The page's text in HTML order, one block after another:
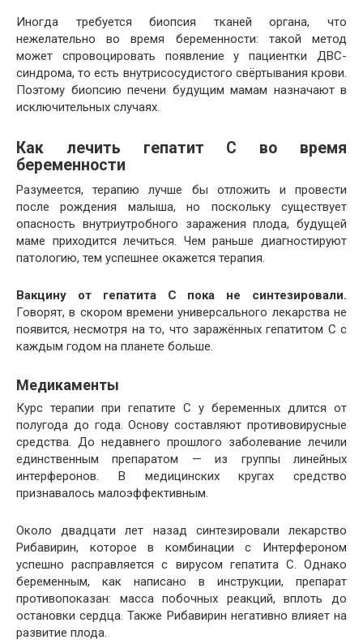
Иногда требуется биопсия тканей органа, что
нежелательно во время беременности: такой метод
может спровоцировать появление у пациентки ДВС-
синдрома, то есть внутрисосудистого свёртывания крови.
Поэтому биопсию печени будущим мамам назначают в
исключительных случаях.
Как лечить гепатит С во время
беременности
Разумеется, терапию лучше бы отложить и провести
после рождения малыша, но поскольку существует
опасность внутриутробного заражения плода, будущей
маме приходится лечиться. Чем раньше диагностируют
патологию, тем успешнее окажется терапия.
Вакцину от гепатита С пока не синтезировали.
Говорят, в скором времени универсального лекарства не
появится, несмотря на то, что заражённых гепатитом С с
каждым годом на планете больше.
Медикаменты
Курс терапии при гепатите С у беременных длится от
полугода до года. Основу составляют противовирусные
средства. До недавнего прошлого заболевание лечили
единственным препаратом — из группы линейных
интерферонов. В медицинских кругах средство
признавалось малоэффективным.
Около двадцати лет назад синтезировали лекарство
Рибавирин, которое в комбинации с Интерфероном
успешно расправляется с вирусом гепатита С. Однако
беременным, как написано в инструкции, препарат
противопоказан: масса побочных реакций, вплоть до
остановки сердца. Также Рибавирин негативно влияет на
развитие плода.